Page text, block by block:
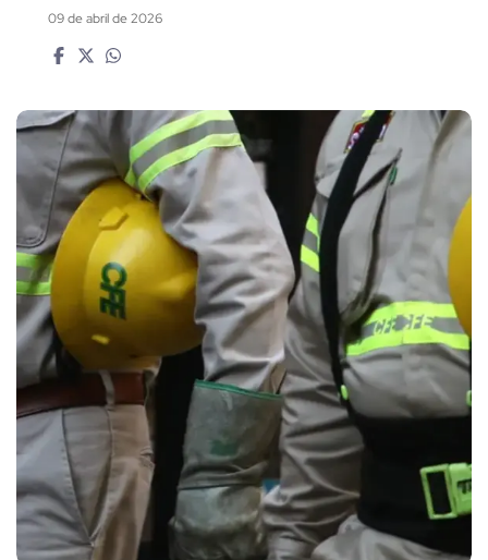
09 de abril de 2026